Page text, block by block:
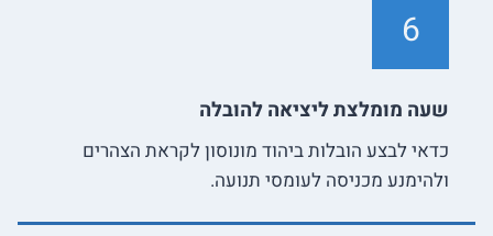
6
שעה מומלצת ליציאה להובלה
כדאי לבצע הובלות ביהוד מונוסון לקראת הצהרים
ולהימנע מכניסה לעומסי תנועה.